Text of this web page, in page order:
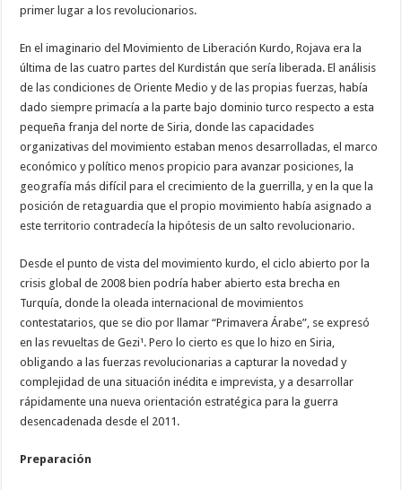
primer lugar a los revolucionarios.
En el imaginario del Movimiento de Liberación Kurdo, Rojava era la
última de las cuatro partes del Kurdistán que sería liberada. El análisis
de las condiciones de Oriente Medio y de las propias fuerzas, había
dado siempre primacía a la parte bajo dominio turco respecto a esta
pequeña franja del norte de Siria, donde las capacidades
organizativas del movimiento estaban menos desarrolladas, el marco
económico y político menos propicio para avanzar posiciones, la
geografía más difícil para el crecimiento de la guerrilla, y en la que la
posición de retaguardia que el propio movimiento había asignado a
este territorio contradecía la hipótesis de un salto revolucionario.
Desde el punto de vista del movimiento kurdo, el ciclo abierto por la
crisis global de 2008 bien podría haber abierto esta brecha en
Turquía, donde la oleada internacional de movimientos
contestatarios, que se dio por llamar “Primavera Árabe”, se expresó
en las revueltas de Gezi¹. Pero lo cierto es que lo hizo en Siria,
obligando a las fuerzas revolucionarias a capturar la novedad y
complejidad de una situación inédita e imprevista, y a desarrollar
rápidamente una nueva orientación estratégica para la guerra
desencadenada desde el 2011.
Preparación